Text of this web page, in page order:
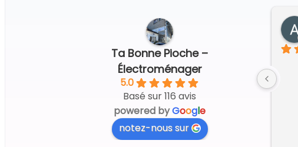
Ta Bonne Pioche –
Électroménager
5.0
Basé sur 116 avis
powered byGoogle
notez-nous sur